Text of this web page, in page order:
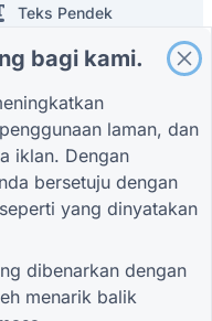
Teks Pendek
Pelbagai pilihan
Tandatangan
Logistik
SYARAT
Tetapan Kuki
bagi kami.
laman, dan
iklan. Dengan
bersetuju dengan
yang dinyatakan
dibenarkan dengan
menarik balik